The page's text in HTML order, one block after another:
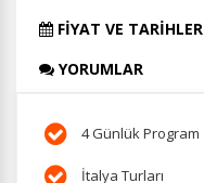
FİYAT VE TARİHLER
YORUMLAR
4 Günlük Program
İtalya Turları